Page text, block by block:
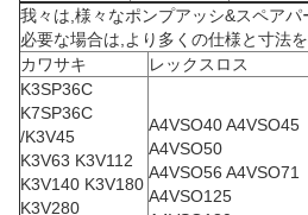
我々は,様々なポンプアッシ&スペアパ
必要な場合は,より多くの仕様と寸法
カワサキ
レックスロス
K3SP36C
K7SP36C
/K3V45
K3V63 K3V112
K3V140 K3V180
K3V280
A4VSO40 A4VSO45
A4VSO50
A4VSO56 A4VSO71
A4VSO125